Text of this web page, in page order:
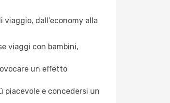
viaggio, dall'economy alla
viaggi con bambini,
un effetto
piacevole e concedersi un